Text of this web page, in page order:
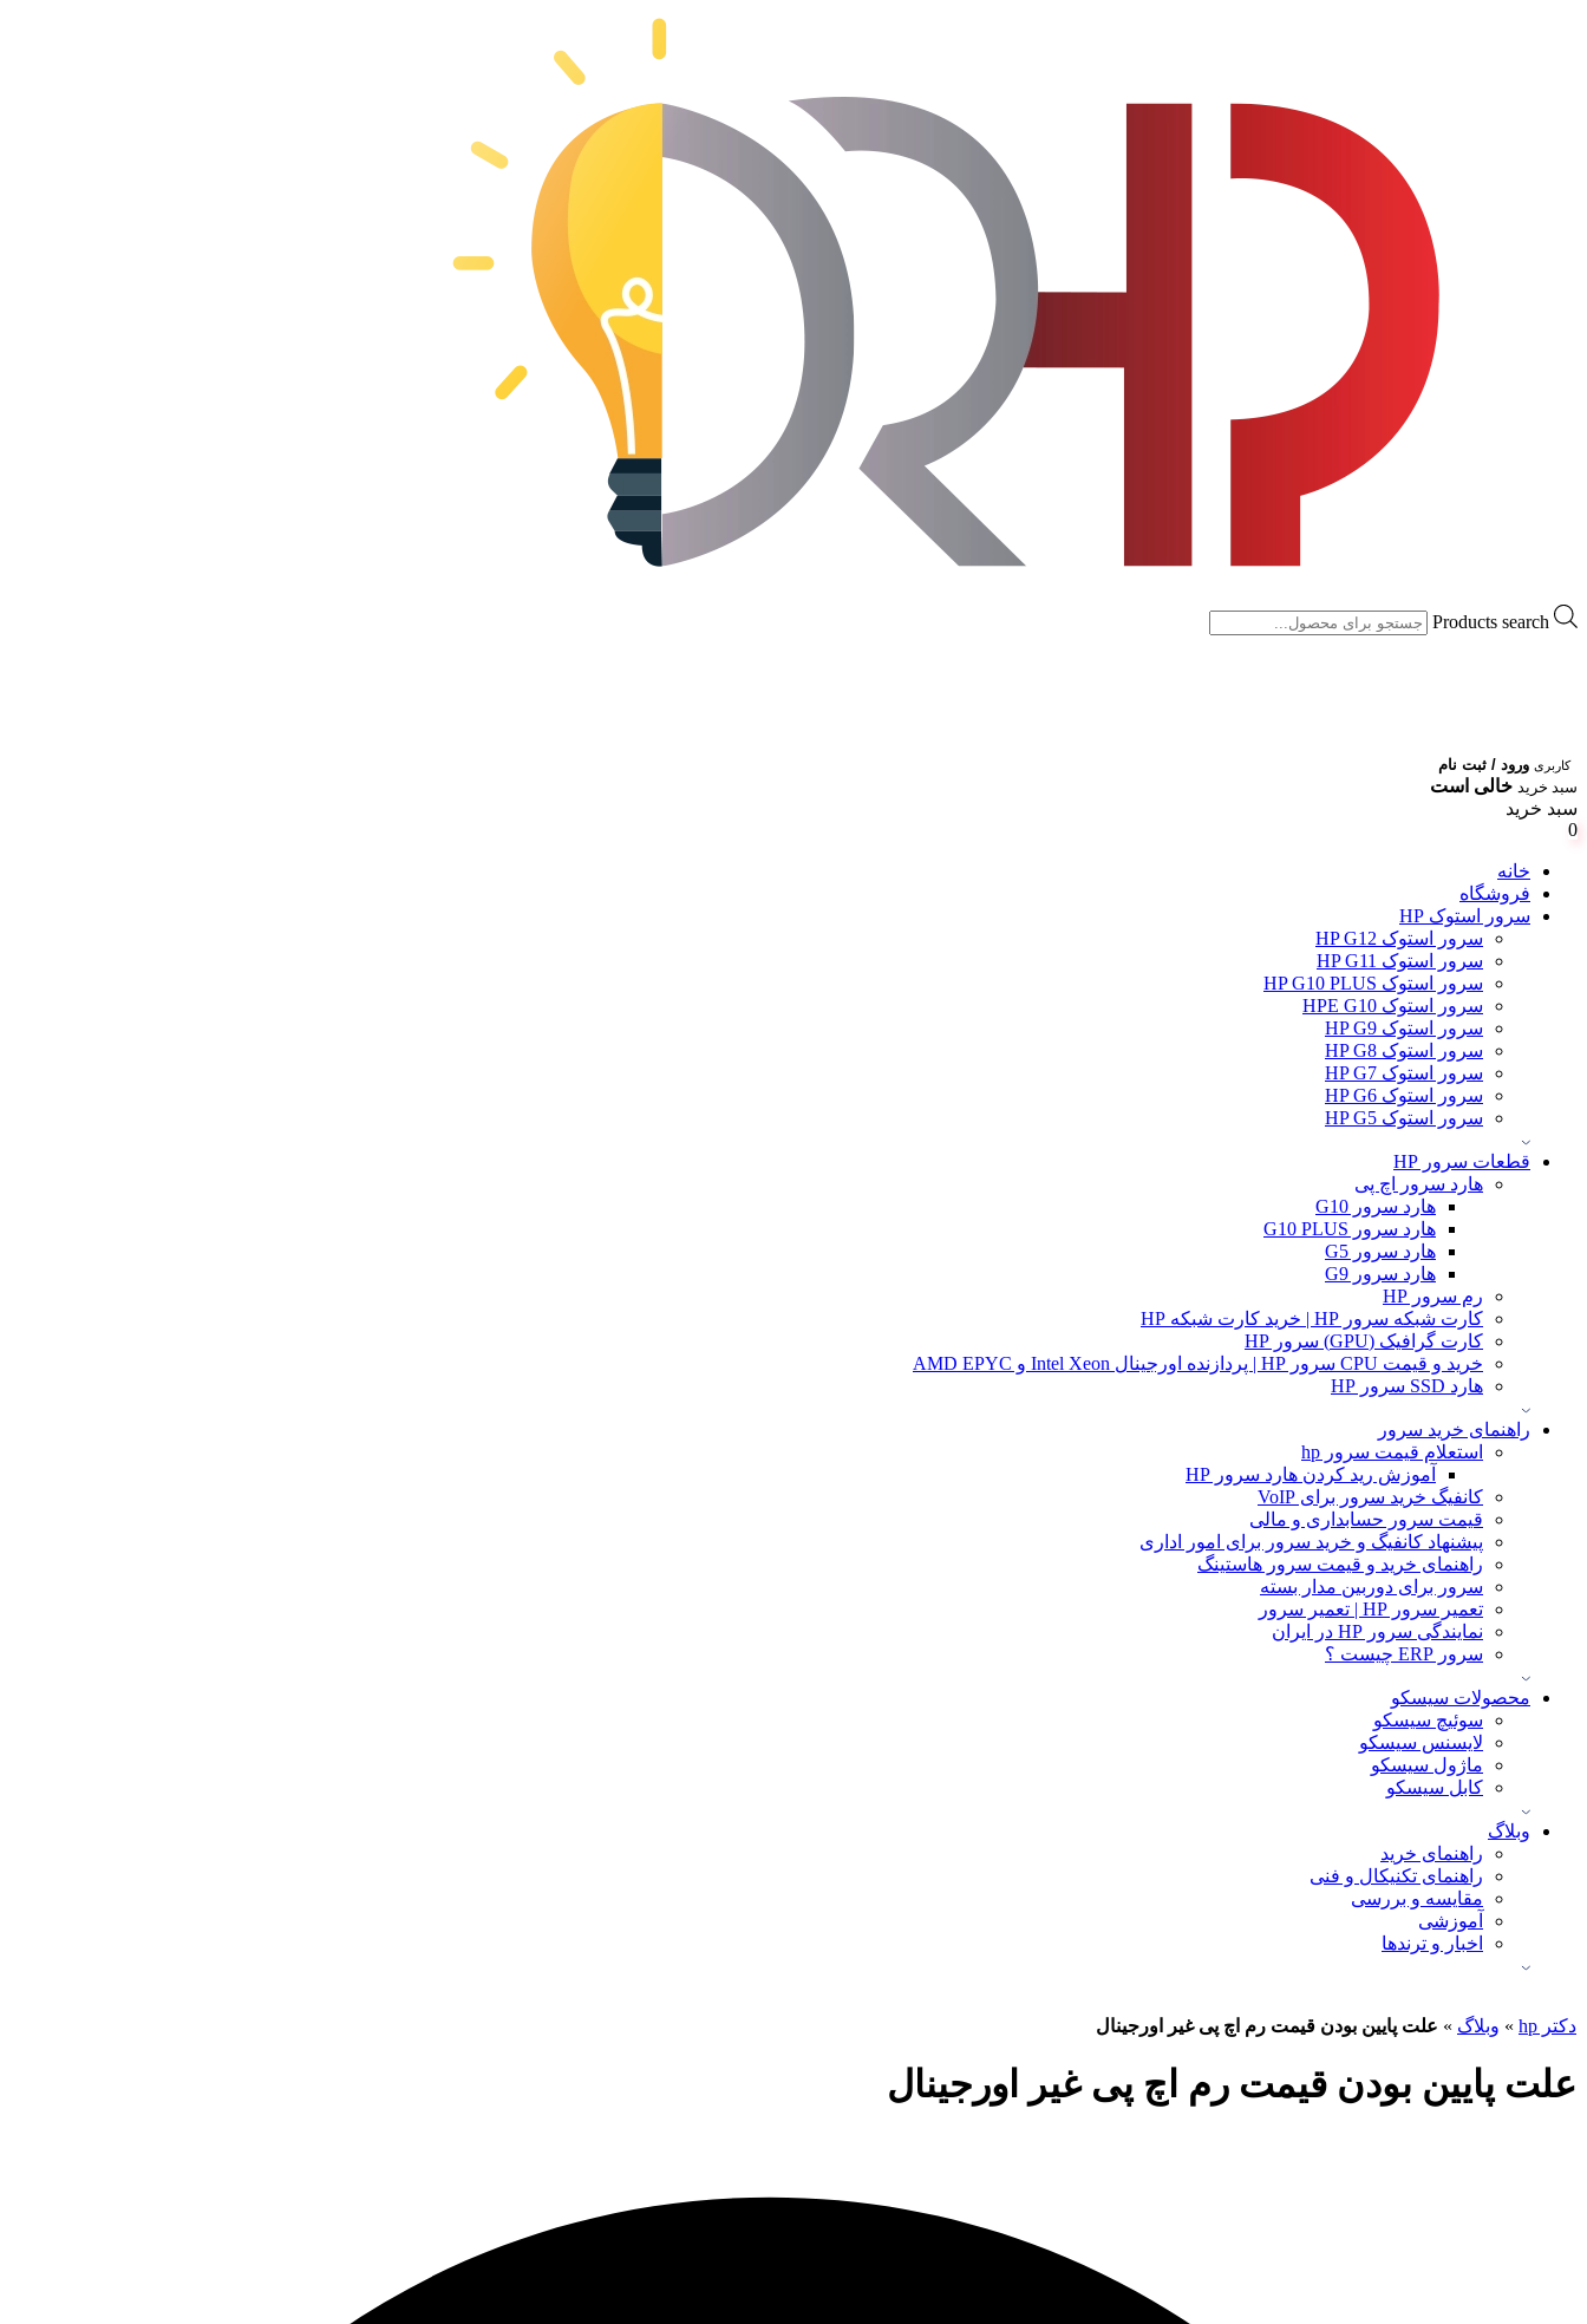
Products search
کاربری ورود / ثبت نام
سبد خرید خالی است
سبد خرید
0
خانه
فروشگاه
سرور استوک HP
سرور استوک HP G12
سرور استوک HP G11
سرور استوک HP G10 PLUS
سرور استوک HPE G10
سرور استوک HP G9
سرور استوک HP G8
سرور استوک HP G7
سرور استوک HP G6
سرور استوک HP G5
قطعات سرور HP
هارد سرور اچ پی
هارد سرور G10
هارد سرور G10 PLUS
هارد سرور G5
هارد سرور G9
رم سرور HP
کارت شبکه سرور HP | خرید کارت شبکه HP
کارت گرافیک (GPU) سرور HP
خرید و قیمت CPU سرور HP | پردازنده اورجینال Intel Xeon و AMD EPYC
هارد SSD سرور HP
راهنمای خرید سرور
استعلام قیمت سرور hp
آموزش ريد كردن هارد سرور HP
کانفیگ خرید سرور برای VoIP
قیمت سرور حسابداری و مالی
پیشنهاد کانفیگ و خرید سرور برای امور اداری
راهنمای خرید و قیمت سرور هاستینگ
سرور برای دوربین مدار بسته
تعمیر سرور HP | تعمیر سرور
نمایندگی سرور HP در ایران
سرور ERP چیست ؟
محصولات سیسکو
سوئیچ سیسکو
لایسنس سیسکو
ماژول سیسکو
کابل سیسکو
وبلاگ
راهنمای خرید
راهنمای تکنیکال و فنی
مقایسه و بررسی
آموزشی
اخبار و ترندها
دکتر hp » وبلاگ » علت پایین بودن قیمت رم اچ پی غیر اورجینال
علت پایین بودن قیمت رم اچ پی غیر اورجینال